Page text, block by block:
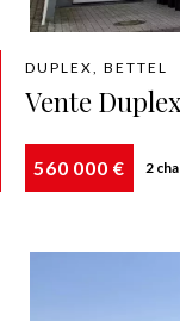
DUPLEX, BETTEL
Vente
560 000 € 2